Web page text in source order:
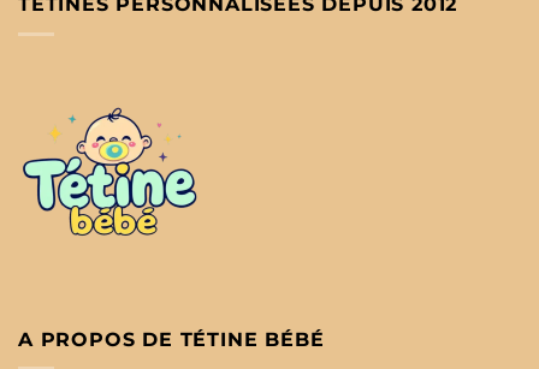
A PROPOS DE TÉTINE BÉBÉ